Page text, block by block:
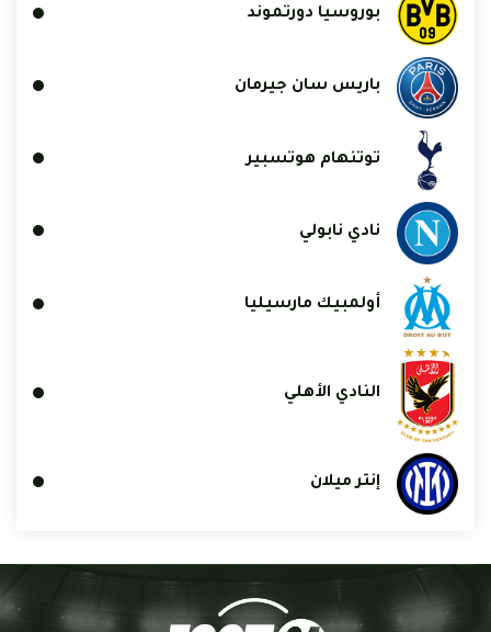
بوروسيا دورتموند
باريس سان جيرمان
توتنهام هوتسبير
نادي نابولي
أولمبيك مارسيليا
النادي الأهلي
إنتر ميلان